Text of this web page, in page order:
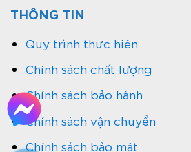
Thùng carton in màu
ngành nào?
Thời trang – giày dép – túi
logo nổi bật, thiết kế đẹp
phẩm trong quá trình vận
Mỹ phẩm – thực phẩm
THÔNG TIN
Quy trình thực hiện
Chính sách chất lượng
Chính sách bảo hành
Chính sách vận chuyển
Chính sách bảo mật